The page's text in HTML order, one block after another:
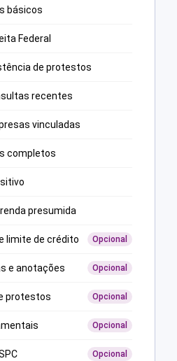
básicos
Federal
de protestos
recentes
vinculadas
completos
presumida
limite de crédito Opcional
e anotações Opcional
protestos Opcional
Opcional
Opcional